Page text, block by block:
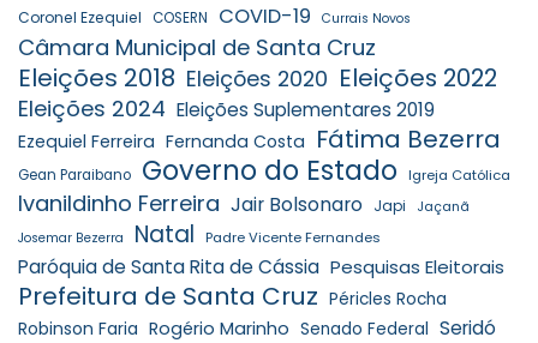
Coronel Ezequiel COSERN COVID-19 Currais Novos
Câmara Municipal de Santa Cruz
Eleições 2018 Eleições 2020 Eleições 2022
Eleições 2024 Eleições Suplementares 2019
Ezequiel Ferreira Fernanda Costa Fátima Bezerra
Gean Paraibano Governo do Estado Igreja Católica
Ivanildinho Ferreira Jair Bolsonaro Japi Jaçanã
Josemar Bezerra Natal Padre Vicente Fernandes
Paróquia de Santa Rita de Cássia Pesquisas Eleitorais
Prefeitura de Santa Cruz Péricles Rocha
Robinson Faria Rogério Marinho Senado Federal Seridó